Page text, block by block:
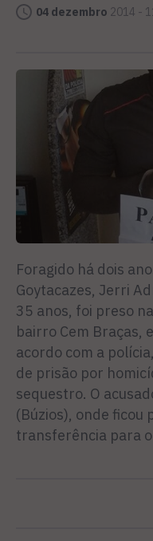
04 dezembro 2014 -
Foragido há dois
Goytacazes, Jerri
35 anos, foi preso
bairro Cem Braças,
acordo com a
de prisão por
sequestro. O
(Búzios), onde ficou
transferência para